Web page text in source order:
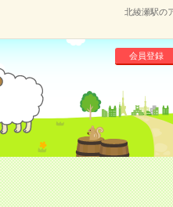
北綾瀬駅の
会員登録